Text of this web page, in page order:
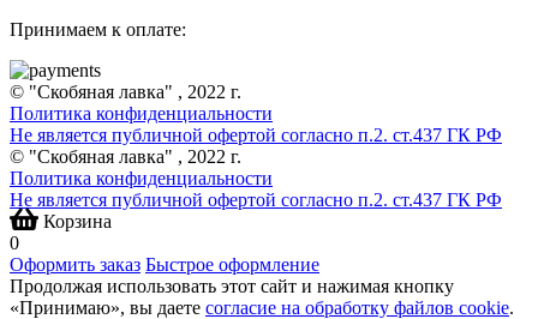
Принимаем к оплате:
© "Скобяная лавка" , 2022 г.
Политика конфиденциальности
Не является публичной офертой согласно п.2. ст.437 ГК РФ
© "Скобяная лавка" , 2022 г.
Политика конфиденциальности
Не является публичной офертой согласно п.2. ст.437 ГК РФ
Корзина
0
Оформить заказ Быстрое оформление
Продолжая использовать этот сайт и нажимая кнопку
«Принимаю», вы даете согласие на обработку файлов cookie.